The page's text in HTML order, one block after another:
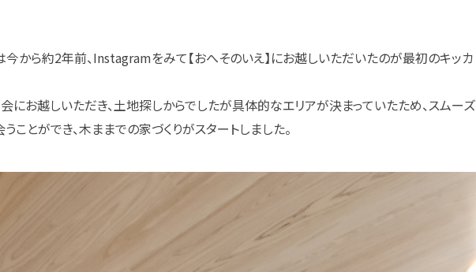
から約2年前、Instagramをみて【おへそのいえ】にお越しいただいたのが最初のキッカ
にお越しいただき、土地探しからでしたが具体的なエリアが決まっていたため、スムーズ
ことができ、木ままでの家づくりがスタートしました。